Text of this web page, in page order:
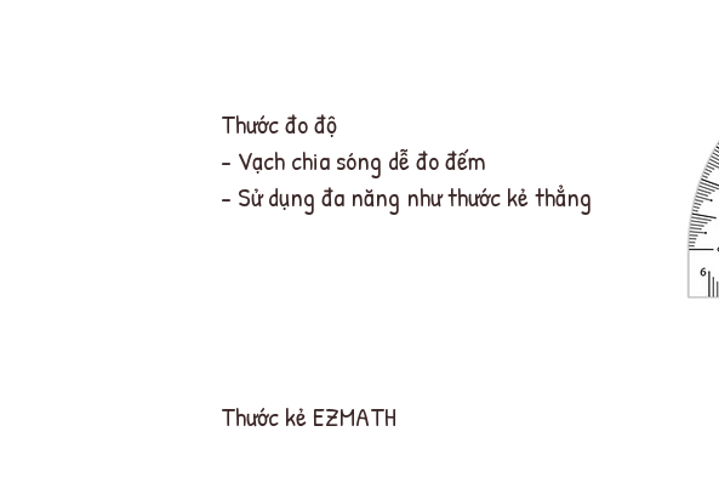
Thước đo độ
- Vạch chia sóng dễ đo đếm
- Sử dụng đa năng như thước kẻ thẳng
Thước kẻ EZMATH